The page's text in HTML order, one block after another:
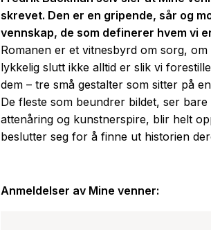
skrevet. Den er en gripende, sår og
vennskap, de som definerer hvem vi
Romanen er et vitnesbyrd om sorg,
lykkelig slutt ikke alltid er slik vi
dem – tre små gestalter som sitter på
De fleste som beundrer bildet, ser
attenåring og kunstnerspire, blir helt
beslutter seg for å finne ut historien
Anmeldelser av Mine venner: